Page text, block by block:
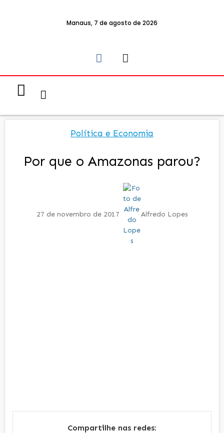
Manaus, 7 de agosto de 2026
Política e Economia
Por que o Amazonas parou?
27 de novembro de 2017 Alfredo Lopes
Compartilhe nas redes: